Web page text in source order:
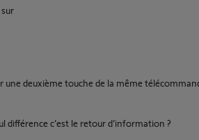
deuxième touche de la même
différence c’est le retour d’information ?